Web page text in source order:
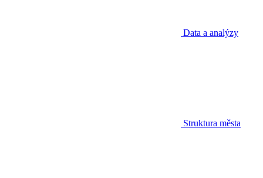
Data a analýzy
Struktura města